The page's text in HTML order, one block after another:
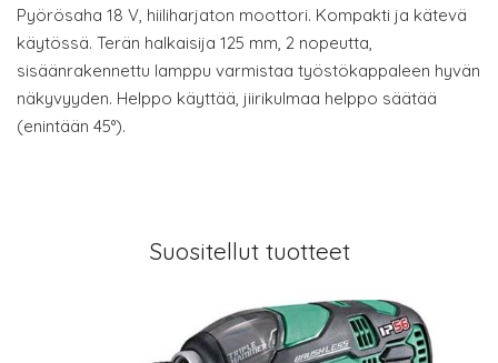
Pyörösaha 18 V, hiiliharjaton moottori. Kompakti ja kätevä
käytössä. Terän halkaisija 125 mm, 2 nopeutta,
sisäänrakennettu lamppu varmistaa työstökappaleen hyvän
näkyvyyden. Helppo käyttää, jiirikulmaa helppo säätää
(enintään 45°).
Suositellut tuotteet